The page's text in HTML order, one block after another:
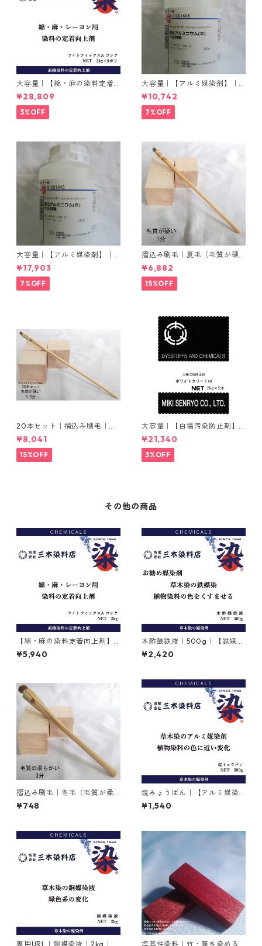
大容量｜【綿・麻の染料定着
向上剤】｜2kg×5本｜ライト
フィックスAコンク
¥28,809
3%OFF
大容量｜【アルミ媒染剤】｜5
00g−3本入り｜塩化アルミニ
ウム
¥10,742
7%OFF
大容量｜【アルミ媒染剤】｜5
00g−5本入り｜塩化アルミニ
ウム
¥17,903
7%OFF
摺込み刷毛｜夏毛（毛質が硬
い）1分｜16本入り＊1セット
¥6,882
15%OFF
20本セット｜摺込み刷毛｜夏
毛（毛質が硬い）0.5分
¥8,041
15%OFF
大容量｜【白場汚染防止剤】
｜2kg×5本｜ホワイトクリー
ナＭ
¥21,340
3%OFF
その他の商品
【綿・麻の染料定着向上剤】
｜2kg｜ライトフィックスAコ
ンク
¥5,940
木酢酸鉄液｜500g｜【鉄媒染
剤】
¥2,420
摺込み刷毛｜冬毛（毛質が柔
らかい）3分
¥748
焼みょうばん｜【アルミ媒染
剤】｜500g｜焼ミョウバン
¥1,540
専用URL｜銅媒染液｜2kg｜ 塩基性染料｜竹・籐を染める